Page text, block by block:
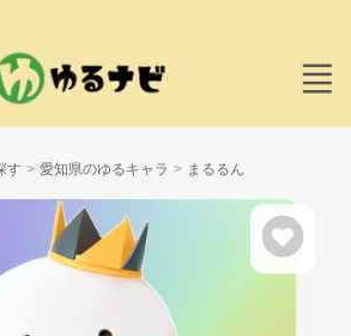
す 愛知県のゆるキャラ まるるん